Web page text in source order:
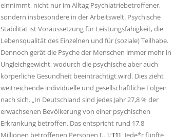
einnimmt, nicht nur im Alltag Psychiatriebetroffener,
sondern insbesondere in der Arbeitswelt. Psychische
Stabilität ist Voraussetzung für Leistungsfähigkeit, die
Lebensqualität des Einzelnen und für (soziale) Teilhabe.
Dennoch gerät die Psyche der Menschen immer mehr in
Ungleichgewicht, wodurch die psychische aber auch
körperliche Gesundheit beeinträchtigt wird. Dies zieht
weitreichende individuelle und gesellschaftliche Folgen
nach sich. „In Deutschland sind jedes Jahr 27,8 % der
erwachsenen Bevölkerung von einer psychischen
Erkrankung betroffen. Das entspricht rund 17,8
Millionen betroffenen Personen […].“[1]„Jede*r fünfte